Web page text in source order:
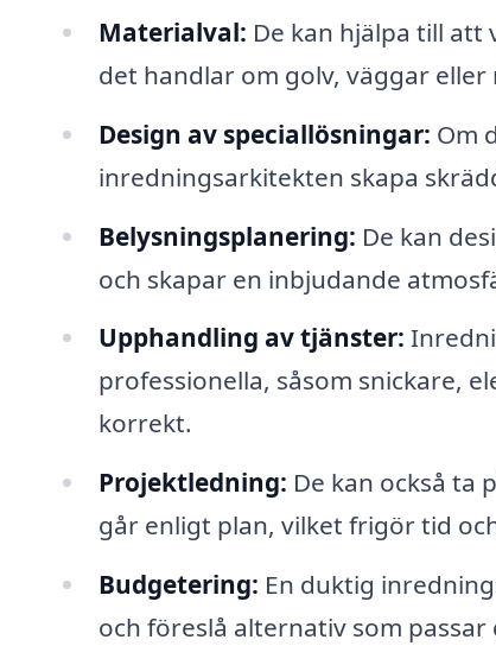
Materialval: De kan hjälpa till
det handlar om golv, väggar eller
Design av speciallösningar: Om
inredningsarkitekten skapa
Belysningsplanering: De kan
och skapar en inbjudande
Upphandling av tjänster:
professionella, såsom snickare,
korrekt.
Projektledning: De kan också ta
går enligt plan, vilket frigör tid
Budgetering: En duktig
och föreslå alternativ som